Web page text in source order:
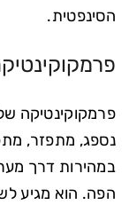
הסינפטית.
במהירות דרך